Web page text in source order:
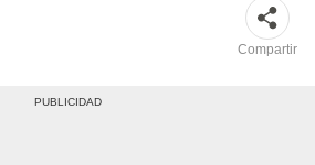
Compartir